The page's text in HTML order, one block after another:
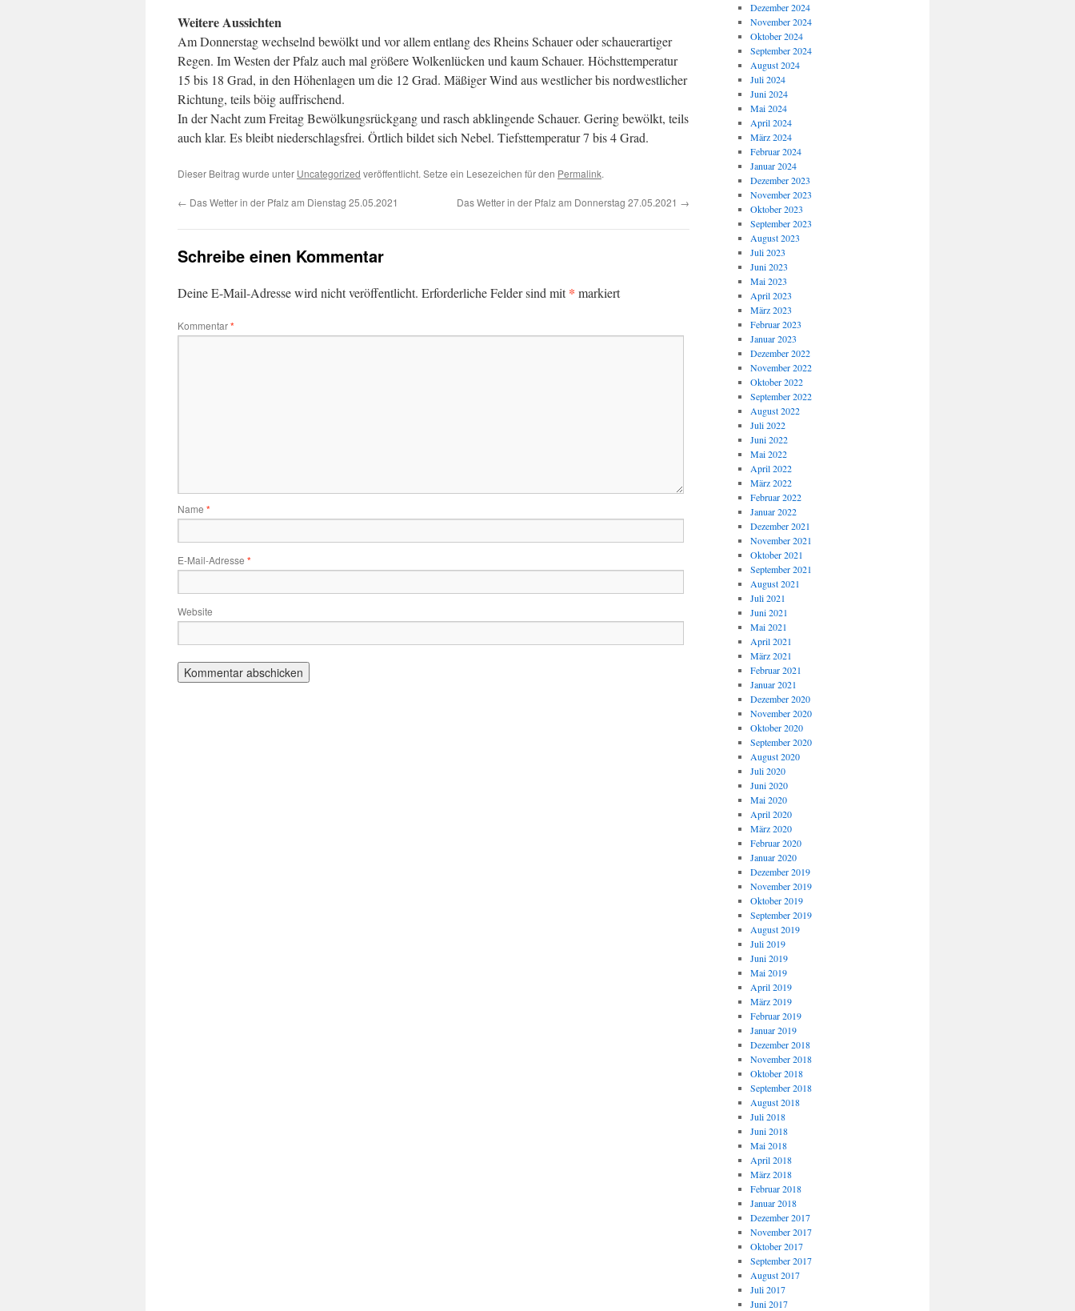
Weitere Aussichten
Am Donnerstag wechselnd bewölkt und vor allem entlang des Rheins Schauer oder schauerartiger
Regen. Im Westen der Pfalz auch mal größere Wolkenlücken und kaum Schauer. Höchsttemperatur
15 bis 18 Grad, in den Höhenlagen um die 12 Grad. Mäßiger Wind aus westlicher bis nordwestlicher
Richtung, teils böig auffrischend.
In der Nacht zum Freitag Bewölkungsrückgang und rasch abklingende Schauer. Gering bewölkt, teils
auch klar. Es bleibt niederschlagsfrei. Örtlich bildet sich Nebel. Tiefsttemperatur 7 bis 4 Grad.
Dieser Beitrag wurde unter Uncategorized veröffentlicht. Setze ein Lesezeichen für den Permalink.
← Das Wetter in der Pfalz am Dienstag 25.05.2021 Das Wetter in der Pfalz am Donnerstag 27.05.2021 →
Schreibe einen Kommentar
Deine E-Mail-Adresse wird nicht veröffentlicht. Erforderliche Felder sind mit* markiert
Kommentar*
Name *
E-Mail-Adresse *
Website
Dezember 2024
November 2024
Oktober 2024
September 2024
August 2024
Juli 2024
Juni 2024
Mai 2024
April 2024
März 2024
Februar 2024
Januar 2024
Dezember 2023
November 2023
Oktober 2023
September 2023
August 2023
Juli 2023
Juni 2023
Mai 2023
April 2023
März 2023
Februar 2023
Januar 2023
Dezember 2022
November 2022
Oktober 2022
September 2022
August 2022
Juli 2022
Juni 2022
Mai 2022
April 2022
März 2022
Februar 2022
Januar 2022
Dezember 2021
November 2021
Oktober 2021
September 2021
August 2021
Juli 2021
Juni 2021
Mai 2021
April 2021
März 2021
Februar 2021
Januar 2021
Dezember 2020
November 2020
Oktober 2020
September 2020
August 2020
Juli 2020
Juni 2020
Mai 2020
April 2020
März 2020
Februar 2020
Januar 2020
Dezember 2019
November 2019
Oktober 2019
September 2019
August 2019
Juli 2019
Juni 2019
Mai 2019
April 2019
März 2019
Februar 2019
Januar 2019
Dezember 2018
November 2018
Oktober 2018
September 2018
August 2018
Juli 2018
Juni 2018
Mai 2018
April 2018
März 2018
Februar 2018
Januar 2018
Dezember 2017
November 2017
Oktober 2017
September 2017
August 2017
Juli 2017
Juni 2017